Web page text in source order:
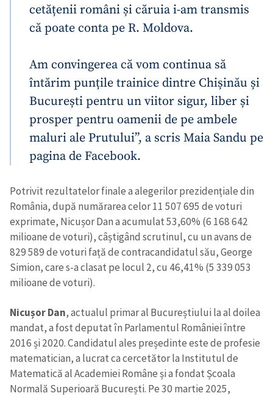
cetățenii români și căruia i-am transmis
că poate conta pe R. Moldova.
Am convingerea că vom continua să
întărim punțile trainice dintre Chișinău și
București pentru un viitor sigur, liber și
prosper pentru oamenii de pe ambele
maluri ale Prutului”, a scris Maia Sandu pe
pagina de Facebook.
Potrivit rezultatelor finale a alegerilor prezidențiale din
România, după numărarea celor 11 507 695 de voturi
exprimate, Nicușor Dan a acumulat 53,60% (6 168 642
milioane de voturi), câștigând scrutinul, cu un avans de
829 589 de voturi față de contracandidatul său, George
Simion, care s-a clasat pe locul 2, cu 46,41% (5 339 053
milioane de voturi).
Nicușor Dan, actualul primar al Bucureștiului la al doilea
mandat, a fost deputat în Parlamentul României între
2016 și 2020. Candidatul ales președinte este de profesie
matematician, a lucrat ca cercetător la Institutul de
Matematică al Academiei Române și a fondat Școala
Normală Superioară București. Pe 30 martie 2025,